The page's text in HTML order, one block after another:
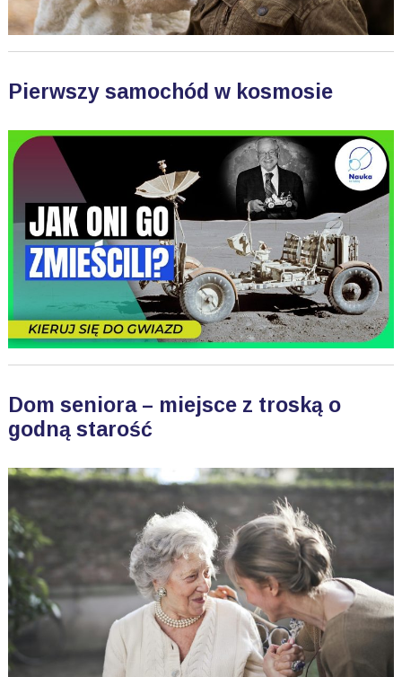
Pierwszy samochód w kosmosie
Dom seniora – miejsce z troską o
godną starość